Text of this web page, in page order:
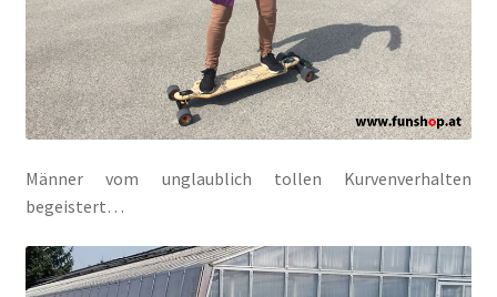
Männer vom unglaublich tollen Kurvenverhalten
begeistert…